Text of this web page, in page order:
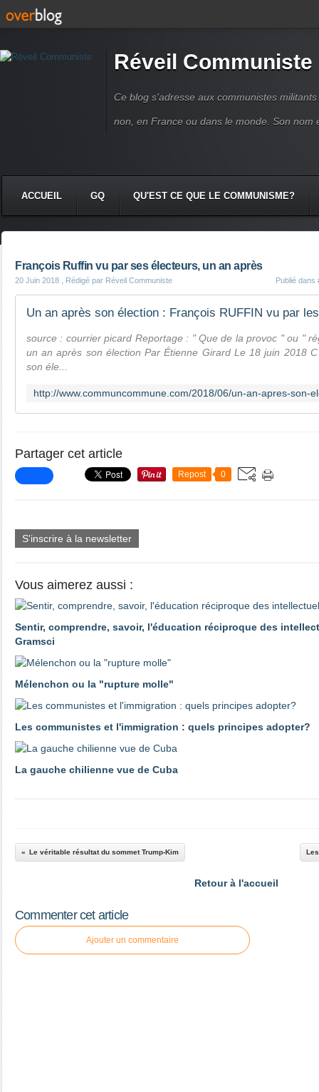
Réveil Communiste
Ce blog s'adresse aux communistes
non, en France ou dans le monde. Son nom
ACCUEIL GQ QU'EST CE QUE LE COMMUNISME?
François Ruffin vu par ses électeurs, un an après
20 Juin 2018 , Rédigé par Réveil Communiste Publié dans
source : courrier picard Reportage : " Que de la provoc " ou "
un an après son élection Par Étienne Girard Le 18 juin 2018
son éle...
Partager cet article
Repost 0
S'inscrire à la newsletter
Vous aimerez aussi :
Sentir, comprendre, savoir, l'éducation réciproque des
Gramsci
Mélenchon ou la "rupture molle"
Les communistes et l'immigration : quels principes adopter?
La gauche chilienne vue de Cuba
Le véritable résultat du sommet Trump-Kim
Retour à l'accueil
Commenter cet article
Ajouter un commentaire